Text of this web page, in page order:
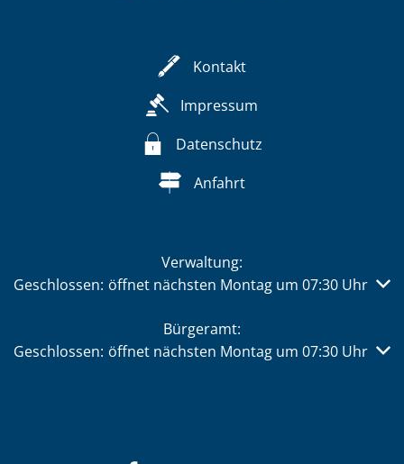
Kontakt
Impressum
Datenschutz
Anfahrt
Verwaltung:
Klicken, um weitere Öffnungs- oder Schließzeiten
Geschlossen: öffnet nächsten Montag um 07:30 Uhr
Bürgeramt:
Klicken, um weitere Öffnungs- oder Schließzeiten
Geschlossen: öffnet nächsten Montag um 07:30 Uhr